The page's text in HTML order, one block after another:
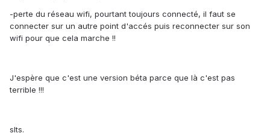
-perte du réseau wifi, pourtant toujours connecté, il faut se
connecter sur un autre point d'accés puis reconnecter sur son
wifi pour que cela marche !!
J'espère que c'est une version béta parce que là c'est pas
terrible !!!
slts.